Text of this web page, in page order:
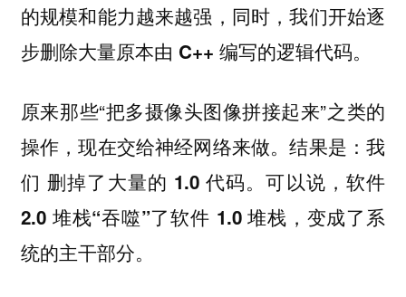
的规模和能力越来越强，同时，我们开始逐
步删除大量原本由 C++ 编写的逻辑代码。
原来那些“把多摄像头图像拼接起来”之类的
操作，现在交给神经网络来做。结果是：我
们删掉了大量的 1.0 代码。可以说， 软件
2.0 堆栈“吞噬”了软件 1.0 堆栈 ，变成了系
统的主干部分。